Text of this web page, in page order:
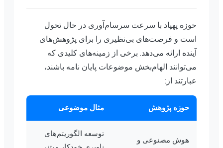
حوزه پهپاد با سرعت سرسام‌آوری در حال تحول
است و فرصت‌های بی‌نظیری را برای پژوهش‌های
آینده ارائه می‌دهد. برخی از زمینه‌های کلیدی که
می‌توانند الهام‌بخش موضوعات پایان نامه باشند،
عبارتند از:
حوزه پژوهش مثال موضوعی
هوش مصنوعی و
توسعه الگوریتم‌های